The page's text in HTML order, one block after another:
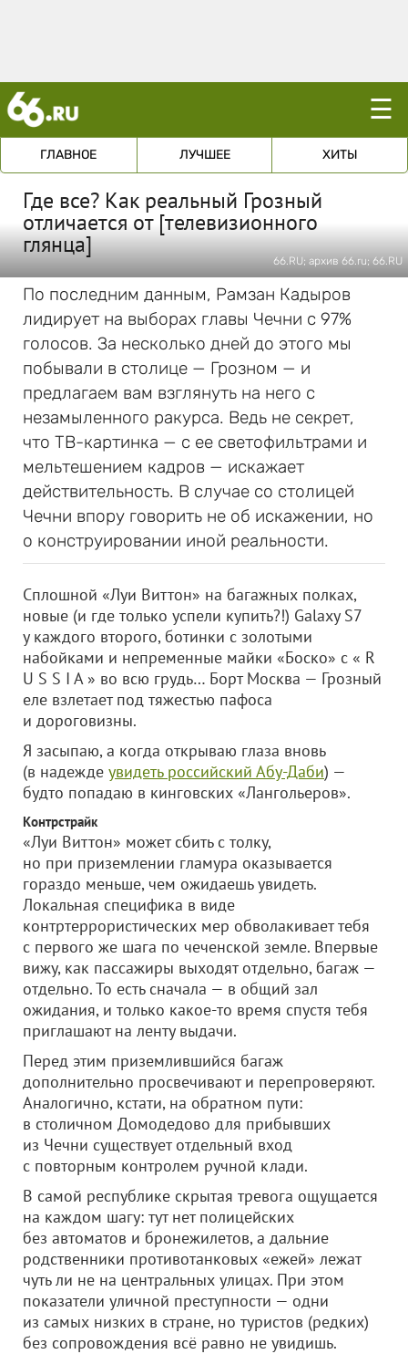
☰
ГЛАВНОЕ ЛУЧШЕЕ ХИТЫ
Где все? Как реальный Грозный
отличается от [телевизионного
глянца]
66.RU; архив 66.ru; 66.RU
По последним данным, Рамзан Кадыров
лидирует на выборах главы Чечни с 97%
голосов. За несколько дней до этого мы
побывали в столице — Грозном — и
предлагаем вам взглянуть на него с
незамыленного ракурса. Ведь не секрет,
что ТВ-картинка — с ее светофильтрами и
мельтешением кадров — искажает
действительность. В случае со столицей
Чечни впору говорить не об искажении, но
о конструировании иной реальности.
Сплошной «Луи Виттон» на багажных полках,
новые (и где только успели купить?!) Galaxy S7
у каждого второго, ботинки с золотыми
набойками и непременные майки «Боско» с « R
U S S I A » во всю грудь… Борт Москва — Грозный
еле взлетает под тяжестью пафоса
и дороговизны.
Я засыпаю, а когда открываю глаза вновь
(в надежде увидеть российский Абу-Даби) —
будто попадаю в кинговских «Лангольеров».
Контрстрайк
«Луи Виттон» может сбить с толку,
но при приземлении гламура оказывается
гораздо меньше, чем ожидаешь увидеть.
Локальная специфика в виде
контртеррористических мер обволакивает тебя
с первого же шага по чеченской земле. Впервые
вижу, как пассажиры выходят отдельно, багаж —
отдельно. То есть сначала — в общий зал
ожидания, и только какое-то время спустя тебя
приглашают на ленту выдачи.
Перед этим приземлившийся багаж
дополнительно просвечивают и перепроверяют.
Аналогично, кстати, на обратном пути:
в столичном Домодедово для прибывших
из Чечни существует отдельный вход
с повторным контролем ручной клади.
В самой республике скрытая тревога ощущается
на каждом шагу: тут нет полицейских
без автоматов и бронежилетов, а дальние
родственники противотанковых «ежей» лежат
чуть ли не на центральных улицах. При этом
показатели уличной преступности — одни
из самых низких в стране, но туристов (редких)
без сопровождения всё равно не увидишь.